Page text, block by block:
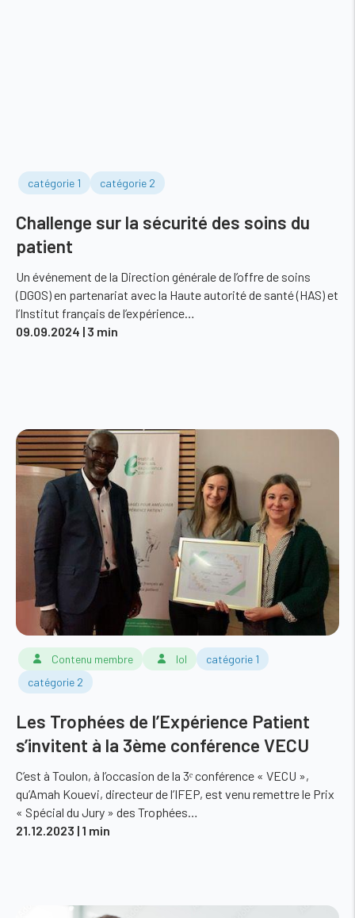
catégorie 1 catégorie 2
Challenge sur la sécurité des soins du
patient
Un événement de la Direction générale de l’offre de soins
(DGOS) en partenariat avec la Haute autorité de santé (HAS) et
l’Institut français de l’expérience…
09.09.2024 | 3 min
Contenu membre lol
catégorie 1
catégorie 2
Les Trophées de l’Expérience Patient
s’invitent à la 3ème conférence VECU
C’est à Toulon, à l’occasion de la 3ᵉ conférence « VECU »,
qu’Amah Kouevi, directeur de l’IFEP, est venu remettre le Prix
« Spécial du Jury » des Trophées…
21.12.2023 | 1 min